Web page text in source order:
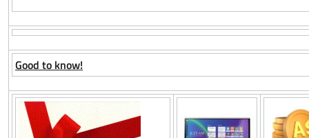
Good to know!